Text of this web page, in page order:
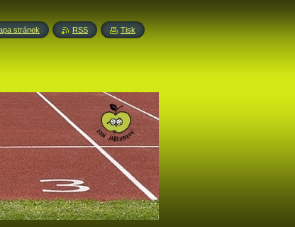
stránek RSS Tisk